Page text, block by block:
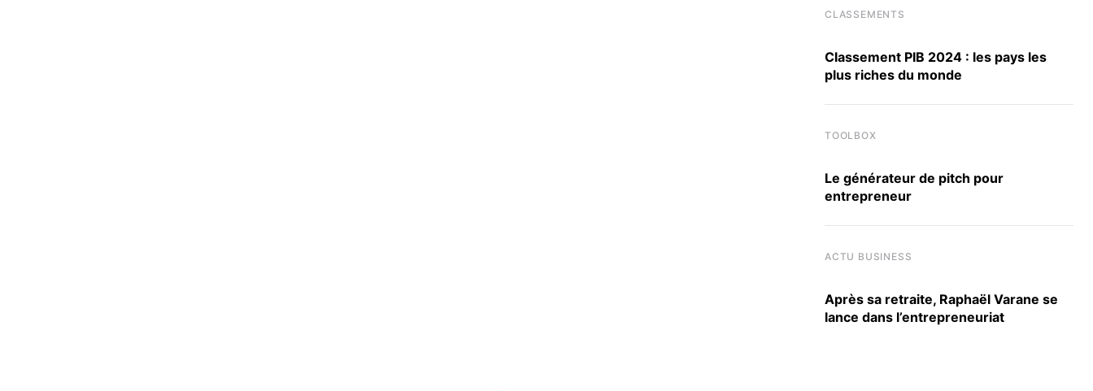
CLASSEMENTS
Classement PIB 2024 : les pays les
plus riches du monde
TOOLBOX
Le générateur de pitch pour
entrepreneur
ACTU BUSINESS
Après sa retraite, Raphaël Varane se
lance dans l’entrepreneuriat